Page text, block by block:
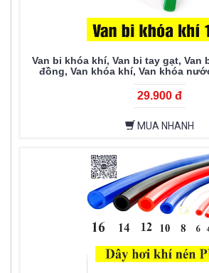
Van bi khóa khí, Van bi tay gạt, Van
đồng, Van khóa khí, Van khóa
29.900 đ
MUA NHANH